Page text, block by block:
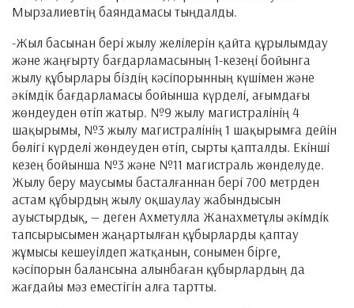
Мырзалиевтің баяндамасы тыңдалды.
-Жыл басынан бері жылу желілерін қайта құрылымдау
және жаңғырту бағдарламасының 1-кезеңі бойынга
жылу құбырлары біздің кәсіпорынның күшімен және
әкімдік бағдарламасы бойынша күрделі, ағымдағы
жөндеуден өтіп жатыр. №9 жылу магистралінің 4
шақырымы, №3 жылу магистралінің 1 шақырымға дейін
бөлігі күрделі жөндеуден өтіп, сырты қапталды. Екінші
кезең бойынша №3 және №11 магистраль жөнделуде.
Жылу беру маусымы басталғаннан бері 700 метрден
астам құбырдың жылу оқшаулау жабындысын
ауыстырдық, — деген Ахметулла Жанахметұлы әкімдік
тапсырысымен жаңартылған құбырларды қаптау
жұмысы кешеуілдеп жатқанын, сонымен бірге,
кәсіпорын балансына алынбаған құбырлардың да
жағдайы мәз еместігін алға тартты.